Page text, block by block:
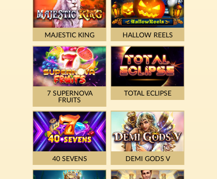
MAJESTIC KING HALLOW REELS
7 SUPERNOVA
FRUITS
TOTAL ECLIPSE
40 SEVENS DEMI GODS V